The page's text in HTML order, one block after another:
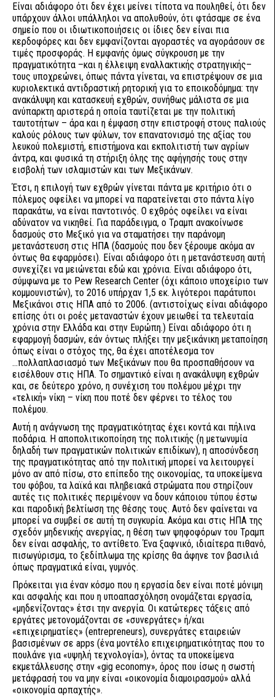
Είναι αδιάφορο ότι δεν έχει μείνει τίποτα να πουληθεί, ότι δεν
υπάρχουν άλλοι υπάλληλοι να απολυθούν, ότι φτάσαμε σε ένα
σημείο που οι ιδιωτικοποιήσεις οι ίδιες δεν είναι πια
κερδοφόρες και δεν εμφανίζονται αγοραστές να αγοράσουν σε
τιμές προσφοράς. Η εμφανής όμως σύγκρουση με την
πραγματικότητα –και η έλλειψη εναλλακτικής στρατηγικής–
τους υποχρεώνει, όπως πάντα γίνεται, να επιστρέψουν σε μια
κυριολεκτικά αντιδραστική ρητορική για το εποικοδόμημα: την
ανακάλυψη και κατασκευή εχθρών, συνήθως μάλιστα σε μια
ανύπαρκτη αριστερά η οποία ταυτίζεται με την πολιτική
ταυτοτήτων – άρα και η έμφαση στην επιστροφή στους παλιούς
καλούς ρόλους των φύλων, τον επανατονισμό της αξίας του
λευκού πολεμιστή, επιστήμονα και εκπολιτιστή των αγρίων
άντρα, και φυσικά τη στήριξη όλης της αφήγησής τους στην
εισβολή των ισλαμιστών και των Μεξικάνων.
Έτσι, η επιλογή των εχθρών γίνεται πάντα με κριτήριο ότι ο
πόλεμος οφείλει να μπορεί να παρατείνεται στο πάντα λίγο
παρακάτω, να είναι παντοτινός. Ο εχθρός οφείλει να είναι
αδύνατον να νικηθεί. Για παράδειγμα, ο Τραμπ ανακοίνωσε
δασμούς στο Μεξικό για να σταματήσει την παράνομη
μετανάστευση στις ΗΠΑ (δασμούς που δεν ξέρουμε ακόμα αν
όντως θα εφαρμόσει). Είναι αδιάφορο ότι η μετανάστευση αυτή
συνεχίζει να μειώνεται εδώ και χρόνια. Είναι αδιάφορο ότι,
σύμφωνα με το Pew Research Center (όχι κάποιο υποχείριο των
κομμουνιστών), το 2016 υπήρχαν 1,5 εκ. λιγότεροι παράτυποι
Μεξικάνοι στις ΗΠΑ από το 2006. (αντιστοίχως είναι αδιάφορο
επίσης ότι οι ροές μεταναστών έχουν μειωθεί τα τελευταία
χρόνια στην Ελλάδα και στην Ευρώπη.) Είναι αδιάφορο ότι η
εφαρμογή δασμών, εάν όντως πλήξει την μεξικάνικη μεταποίηση
όπως είναι ο στόχος της, θα έχει αποτέλεσμα τον
...πολλαπλασιασμό των Μεξικάνων που θα προσπαθήσουν να
εισέλθουν στις ΗΠΑ. Το σημαντικό είναι η ανακάλυψη εχθρών
και, σε δεύτερο χρόνο, η συνέχιση του πολέμου μέχρι την
«τελική» νίκη – νίκη που ποτέ δεν φέρνει το τέλος του
πολέμου.
Αυτή η ανάγνωση της πραγματικότητας έχει κοντά και πήλινα
ποδάρια. Η αποπολιτικοποίηση της πολιτικής (η μετωνυμία
δηλαδή των πραγματικών πολιτικών επιδίκων), η αποσύνδεση
της πραγματικότητας από την πολιτική μπορεί να λειτουργεί
μόνο αν από πίσω, στο επίπεδο της οικονομίας, τα υποκείμενα
του φόβου, τα λαϊκά και πληβειακά στρώματα που στηρίζουν
αυτές τις πολιτικές περιμένουν να δουν κάποιου τύπου έστω
και παροδική βελτίωση της θέσης τους. Αυτό δεν φαίνεται να
μπορεί να συμβεί σε αυτή τη συγκυρία. Ακόμα και στις ΗΠΑ της
σχεδόν μηδενικής ανεργίας, η θέση των ψηφοφόρων του Τραμπ
δεν είναι ασφαλής, το αντίθετο. Ένα ξαφνικό, ιδιαίτερα πιθανό,
πισωγύρισμα, το ξεδίπλωμα της κρίσης θα άφηνε τον βασιλιά
όπως πραγματικά είναι, γυμνός.
Πρόκειται για έναν κόσμο που η εργασία δεν είναι ποτέ μόνιμη
και ασφαλής και που η υποαπασχόληση ονομάζεται εργασία,
«μηδενίζοντας» έτσι την ανεργία. Οι κατώτερες τάξεις από
εργάτες μετονομάζονται σε «συνεργάτες» ή/και
«επιχειρηματίες» (entrepreneurs), συνεργάτες εταιρειών
βασισμένων σε apps (ένα μοντέλο επιχειρηματικότητας που το
πουλάνε για «υψηλή τεχνολογία»), όντας τα υποκείμενα
εκμετάλλευσης στην «gig economy», όρος που ίσως η σωστή
μετάφρασή του να μην είναι «οικονομία διαμοιρασμού» αλλά
«οικονομία αρπαχτής».